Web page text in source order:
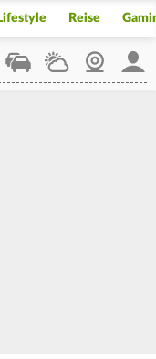
Lifestyle Reise
StaupilotWetterWebcam